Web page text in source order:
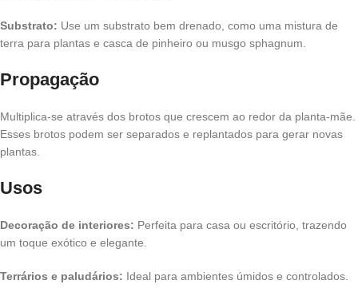
Substrato: Use um substrato bem drenado, como uma mistura de
terra para plantas e casca de pinheiro ou musgo sphagnum.
Propagação
Multiplica-se através dos brotos que crescem ao redor da planta-mãe.
Esses brotos podem ser separados e replantados para gerar novas
plantas.
Usos
Decoração de interiores: Perfeita para casa ou escritório, trazendo
um toque exótico e elegante.
Terrários e paludários: Ideal para ambientes úmidos e controlados.